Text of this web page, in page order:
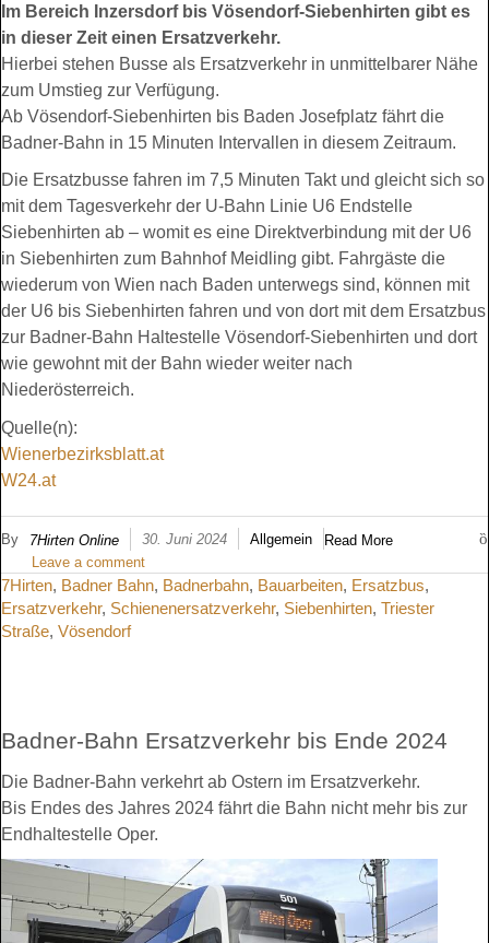
Im Bereich Inzersdorf bis Vösendorf-Siebenhirten gibt es
in dieser Zeit einen Ersatzverkehr.
Hierbei stehen Busse als Ersatzverkehr in unmittelbarer Nähe
zum Umstieg zur Verfügung.
Ab Vösendorf-Siebenhirten bis Baden Josefplatz fährt die
Badner-Bahn in 15 Minuten Intervallen in diesem Zeitraum.
Die Ersatzbusse fahren im 7,5 Minuten Takt und gleicht sich so
mit dem Tagesverkehr der U-Bahn Linie U6 Endstelle
Siebenhirten ab – womit es eine Direktverbindung mit der U6
in Siebenhirten zum Bahnhof Meidling gibt. Fahrgäste die
wiederum von Wien nach Baden unterwegs sind, können mit
der U6 bis Siebenhirten fahren und von dort mit dem Ersatzbus
zur Badner-Bahn Haltestelle Vösendorf-Siebenhirten und dort
wie gewohnt mit der Bahn wieder weiter nach
Niederösterreich.
Quelle(n):
Wienerbezirksblatt.at
W24.at
By 7Hirten Online 30. Juni 2024 Allgemein
Read More
Leave a comment
7Hirten, Badner Bahn, Badnerbahn, Bauarbeiten, Ersatzbus,
Ersatzverkehr, Schienenersatzverkehr, Siebenhirten, Triester
Straße, Vösendorf
Badner-Bahn Ersatzverkehr bis Ende 2024
Die Badner-Bahn verkehrt ab Ostern im Ersatzverkehr.
Bis Endes des Jahres 2024 fährt die Bahn nicht mehr bis zur
Endhaltestelle Oper.